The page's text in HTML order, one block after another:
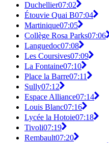
Duchellier07:02
Étouvie Quai B07:04
Martinique07:05
Collège Rosa Parks07:06
Languedoc07:08
Les Coursives07:09
La Fontaine07:10
Place la Barre07:11
Sully07:12
Espace Alliance07:14
Louis Blanc07:16
Lycée la Hotoie07:18
Tivoli07:19
Rembault07:20